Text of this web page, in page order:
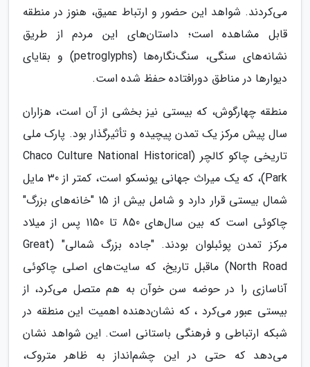
می‌کردند. شواهد این حضور و ارتباط عمیق، هنوز در منطقه
قابل مشاهده است؛ داستان‌های این مردم از طریق
نشانه‌های سنگی، سنگ‌نگاره‌ها (petroglyphs) و بقایای
دیوارها در مناطق دورافتاده حفظ شده است.
منطقه چهارگوش، که بیستی نیز بخشی از آن است، هزاران
سال پیش مرکز یک تمدن پیچیده و تأثیرگذار بود. پارک ملی
تاریخی چاکو کالچر (Chaco Culture National Historical
Park)، که یک میراث جهانی یونسکو است، کمتر از 30 مایل
شمال بیستی قرار دارد و شامل بیش از 15 "خانه‌های بزرگ"
چاکوئی است که بین سال‌های 850 تا 1150 پس از میلاد
مرکز تمدن پوئبلوان بودند. "جاده بزرگ شمالی" (Great
North Road) ماقبل تاریخ، که سایت‌های اصلی چاکوئی
آناسازی را در حوضه سن خوآن به هم متصل می‌کرد، از
بیستی عبور می‌کرد ، که نشان‌دهنده اهمیت این منطقه در
شبکه ارتباطی و فرهنگی باستانی است. این شواهد نشان
می‌دهد که حتی در این چشم‌انداز به ظاهر متروک،